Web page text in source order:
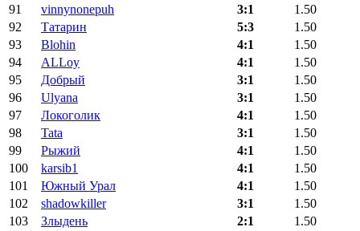
91
vinnynonepuh 3:1
1.50
92
Татарин 5:3
1.50
93
Blohin 4:1
1.50
94
ALLoy 4:1
1.50
95
Добрый 3:1
1.50
96
Ulyana 3:1
1.50
97
Локоголик 4:1
1.50
98
Tata 3:1
1.50
99
Рыжий 4:1
1.50
100
karsib1 4:1
1.50
101
Южный Урал 4:1
1.50
102
shadowkiller 3:1
1.50
103
Злыдень 2:1
1.50